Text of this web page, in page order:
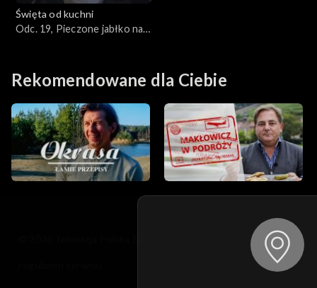
Święta od kuchni
Odc. 19, Pieczone jabłko na
Rekomendowane dla Ciebie